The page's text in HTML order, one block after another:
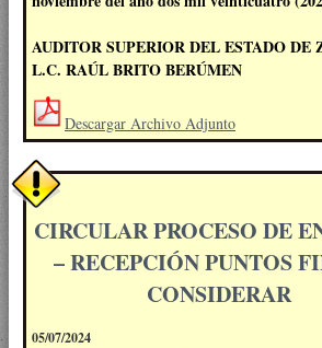
AUDITOR SUPERIOR DEL ESTADO DE
L.C. RAÚL BRITO BERÚMEN
Descargar Archivo Adjunto
CIRCULAR PROCESO DE
– RECEPCIÓN PUNTOS
CONSIDERAR
05/07/2024